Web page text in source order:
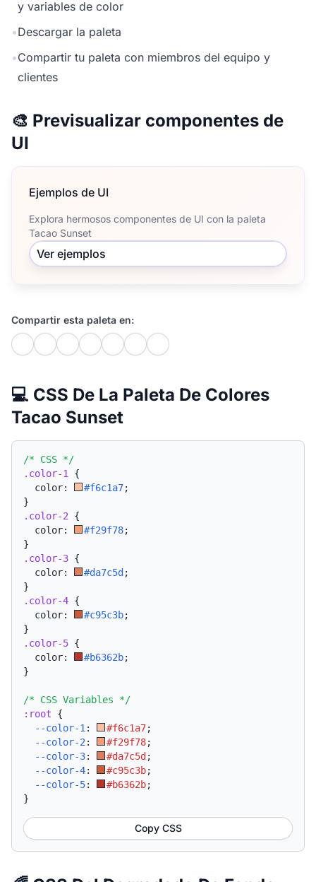
y variables de color
•Descargar la paleta
•Compartir tu paleta con miembros del equipo y
clientes
🎨 Previsualizar componentes de
UI
Ejemplos de UI
Explora hermosos componentes de UI con la paleta
Tacao Sunset
Ver ejemplos
Compartir esta paleta en:
💻 CSS De La Paleta De Colores
Tacao Sunset
/* CSS */
.color-1
{
  color:
#f6c1a7;
}
.color-2 {
  color:
#f29f78;
}
.color-3 {
  color:
#da7c5d ;
}
.color-4 {
  color:
#c95c3b;
}
.color-5 {
  color:
#b6362b;
}
/* CSS Variables */
:root {
--color-1 : #f6c1a7;
--color-2 : #f29f78;
--color-3: #da7c5d ;
--color-4: #c95c3b;
--color-5: #b6362b;
}
Copy CSS